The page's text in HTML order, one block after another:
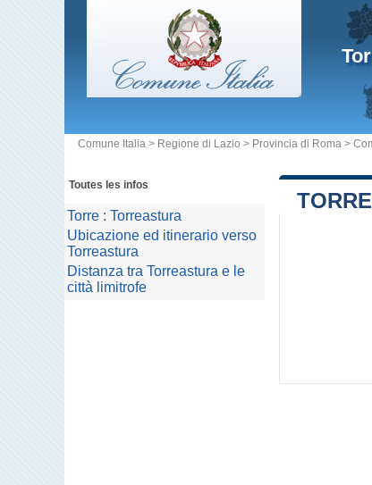
Comune Italia > Regione di Lazio > Provincia di Roma >
Toutes les infos
Torre : Torreastura
Ubicazione ed itinerario verso
Torreastura
Distanza tra Torreastura e le
città limitrofe